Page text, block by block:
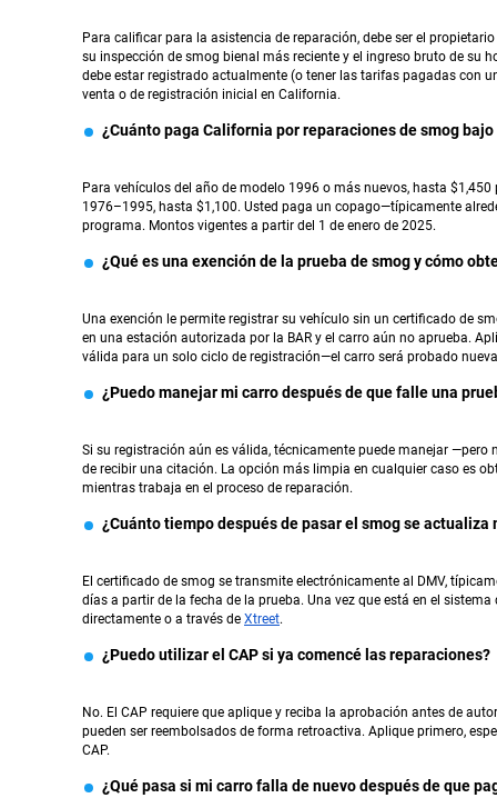
Para calificar para la asistencia de reparación, debe ser el
su inspección de smog bienal más reciente y el ingreso bruto de su
debe estar registrado actualmente (o tener las tarifas pagadas con
venta o de registración inicial en California.
¿Cuánto paga California por reparaciones de smog bajo
Para vehículos del año de modelo 1996 o más nuevos, hasta
1976–1995, hasta $1,100. Usted paga un copago—típicamente
programa. Montos vigentes a partir del 1 de enero de 2025.
¿Qué es una exención de la prueba de smog y cómo
Una exención le permite registrar su vehículo sin un certificado de
en una estación autorizada por la BAR y el carro aún no aprueba.
válida para un solo ciclo de registración—el carro será probado
¿Puedo manejar mi carro después de que falle una
Si su registración aún es válida, técnicamente puede manejar
de recibir una citación. La opción más limpia en cualquier caso es
mientras trabaja en el proceso de reparación.
¿Cuánto tiempo después de pasar el smog se actualiza
El certificado de smog se transmite electrónicamente al DMV,
días a partir de la fecha de la prueba. Una vez que está en el
directamente o a través de Xtreet.
¿Puedo utilizar el CAP si ya comencé las reparaciones?
No. El CAP requiere que aplique y reciba la aprobación antes de
pueden ser reembolsados de forma retroactiva. Aplique primero,
CAP.
¿Qué pasa si mi carro falla de nuevo después de que